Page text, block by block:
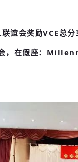
谊会奖励VCE总
，在假座：